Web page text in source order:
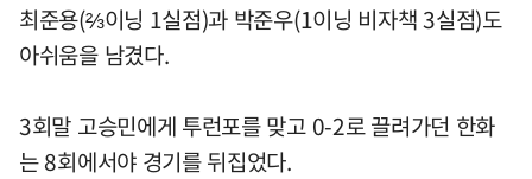
최준용(⅔이닝 1실점)과 박준우(1이닝 비자책 3실점)도
아쉬움을 남겼다.
3회말 고승민에게 투런포를 맞고 0-2로 끌려가던 한화
는 8회에서야 경기를 뒤집었다.